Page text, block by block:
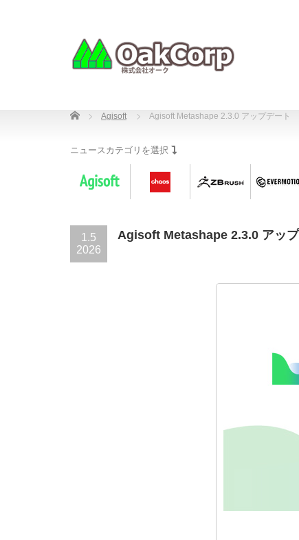
Home Agisoft Agisoft Metashape 2.3.0 アップデート
ニュースカテゴリを選択
1.5
2026
Agisoft Metashape 2.3.0 アップ